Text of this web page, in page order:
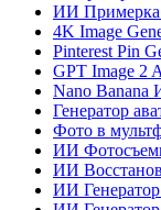
ИИ
4K Image
Pinterest Pin
GPT Image 2
Nano Banana
Генератор
Фото в
ИИ
ИИ
ИИ Генератор